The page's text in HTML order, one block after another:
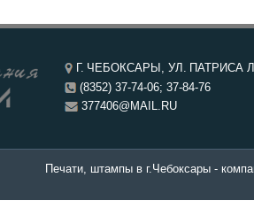
Г. ЧЕБОКСАРЫ, УЛ. ПАТРИСА
(8352) 37-74-06; 37-84-76
377406@MAIL.RU
Печати, штампы в г.Чебоксары -